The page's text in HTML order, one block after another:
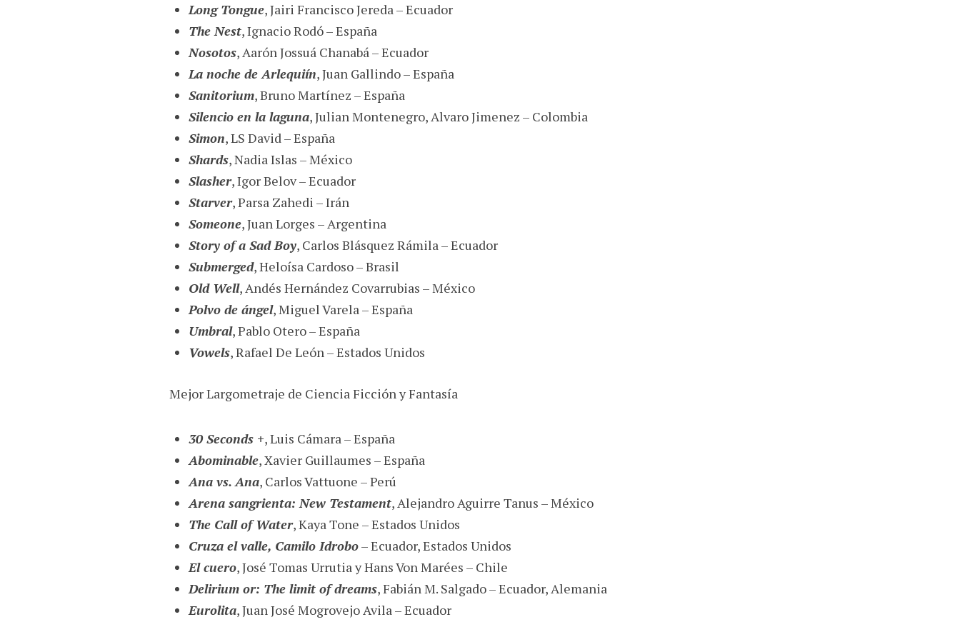
Long Tongue, Jairi Francisco Jereda – Ecuador
The Nest, Ignacio Rodó – España
Nosotos, Aarón Jossuá Chanabá – Ecuador
La noche de Arlequiín, Juan Gallindo – España
Sanitorium, Bruno Martínez – España
Silencio en la laguna, Julian Montenegro, Alvaro Jimenez – Colombia
Simon, LS David – España
Shards, Nadia Islas – México
Slasher, Igor Belov – Ecuador
Starver, Parsa Zahedi – Irán
Someone, Juan Lorges – Argentina
Story of a Sad Boy, Carlos Blásquez Rámila – Ecuador
Submerged, Heloísa Cardoso – Brasil
Old Well, Andés Hernández Covarrubias – México
Polvo de ángel, Miguel Varela – España
Umbral, Pablo Otero – España
Vowels, Rafael De León – Estados Unidos
Mejor Largometraje de Ciencia Ficción y Fantasía
30 Seconds +, Luis Cámara – España
Abominable, Xavier Guillaumes – España
Ana vs. Ana, Carlos Vattuone – Perú
Arena sangrienta: New Testament, Alejandro Aguirre Tanus – México
The Call of Water, Kaya Tone – Estados Unidos
Cruza el valle, Camilo Idrobo– Ecuador, Estados Unidos
El cuero, José Tomas Urrutia y Hans Von Marées – Chile
Delirium or: The limit of dreams, Fabián M. Salgado – Ecuador, Alemania
Eurolita, Juan José Mogrovejo Avila – Ecuador